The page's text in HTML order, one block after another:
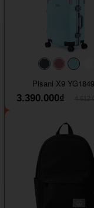
#40454a#b76e79
Pisani X9
3.390.000₫